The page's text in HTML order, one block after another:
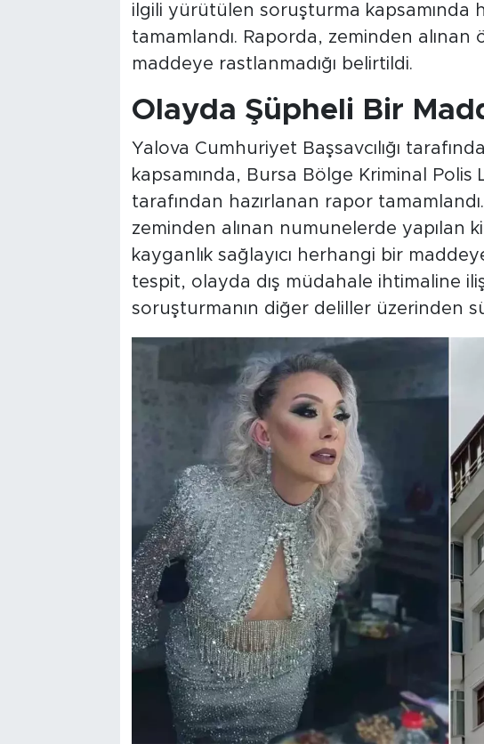
ilgili yürütülen soruşturma kapsamında
tamamlandı. Raporda, zeminden alınan
maddeye rastlanmadığı belirtildi.
Olayda Şüpheli Bir
Yalova Cumhuriyet Başsavcılığı
kapsamında, Bursa Bölge Kriminal Polis
tarafından hazırlanan rapor
zeminden alınan numunelerde yapılan
kayganlık sağlayıcı herhangi bir
tespit, olayda dış müdahale ihtimaline
soruşturmanın diğer deliller üzerinden